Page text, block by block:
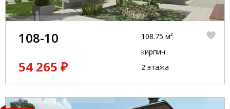
108-10
54 265 ₽
108.75 м²
кирпич
2 этажа